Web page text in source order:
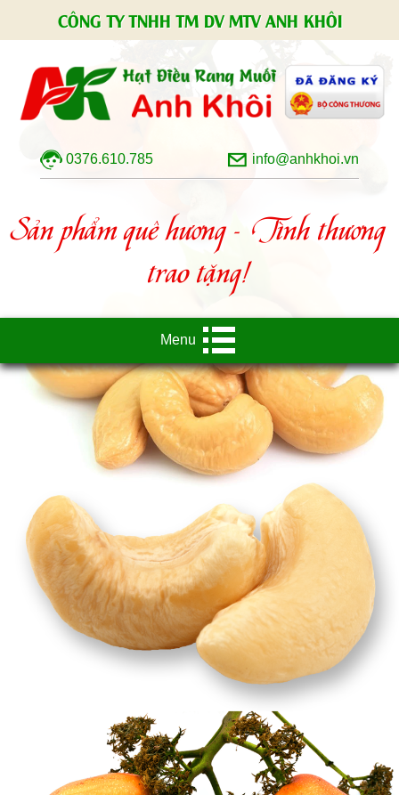
CÔNG TY TNHH TM DV MTV ANH KHÔI
0376.610.785 info@anhkhoi.vn
Sản phẩm quê hương - Tình thương
trao tặng!
Menu